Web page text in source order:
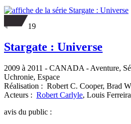
19
Stargate : Universe
2009 à 2011 - CANADA - Aventure,
Uchronie, Espace
Réalisation : Robert C. Cooper, Brad
Acteurs : Robert Carlyle, Louis
avis du public :